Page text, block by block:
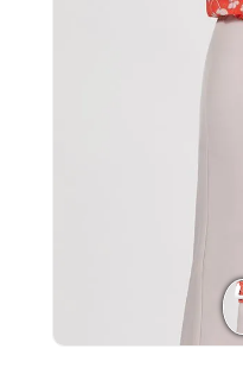
ژاکت و پلیور مردانه
اکسسوری مردانه پوشت مردانه